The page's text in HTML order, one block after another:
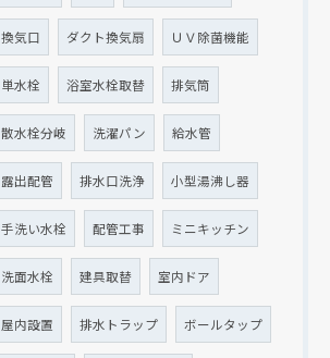
換気口 ダクト換気扇 ＵＶ除菌機能
単水栓 浴室水栓取替 排気筒
散水栓分岐 洗濯パン 給水管
露出配管 排水口洗浄 小型湯沸し器
手洗い水栓 配管工事 ミニキッチン
洗面水栓 建具取替 室内ドア
屋内設置 排水トラップ ボールタップ